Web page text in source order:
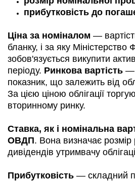
прибутковість до
Ціна за номіналом —
бланку, і за яку Міністерство
зобов'язується викупити
періоду. Ринкова вартість —
показник, що залежить від
За цією ціною облігації
вторинному ринку.
Ставка, як і номінальна
ОВДП. Вона визначає розмір
дивідендів утримвачу
Прибутковість — складний